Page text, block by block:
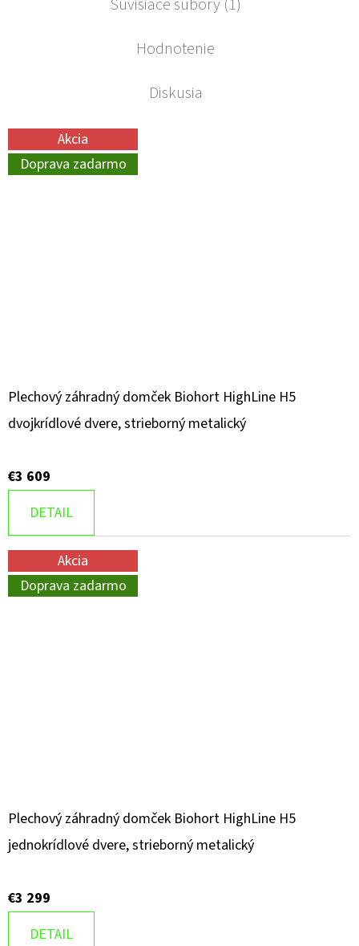
Súvisiace súbory (1)
Hodnotenie
Diskusia
Akcia
Doprava zadarmo
Plechový záhradný domček Biohort HighLine H5
dvojkrídlové dvere, strieborný metalický
€3 609
DETAIL
Akcia
Doprava zadarmo
Plechový záhradný domček Biohort HighLine H5
jednokrídlové dvere, strieborný metalický
€3 299
DETAIL